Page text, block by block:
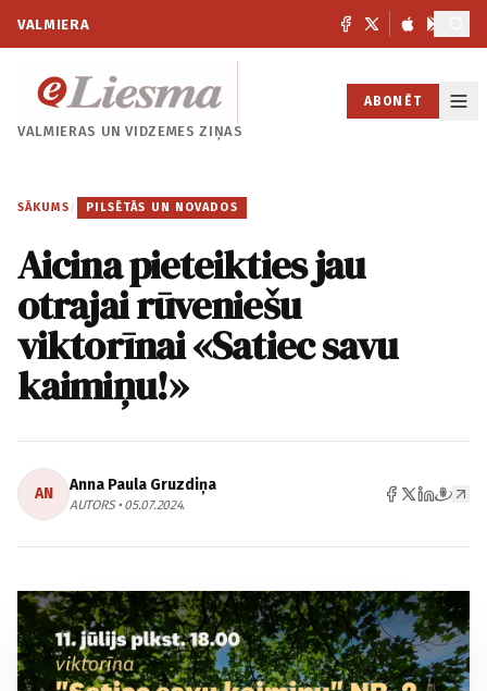
VALMIERA
VALMIERAS UNVIDZEMES ZIŅAS
ABONĒT
SĀKUMS / PILSĒTĀS UN NOVADOS
Aicina pieteikties jau
otrajai rūveniešu
viktorīnai «Satiec savu
kaimiņu!»
AN Anna Paula Gruzdiņa
AUTORS • 05.07.2024.